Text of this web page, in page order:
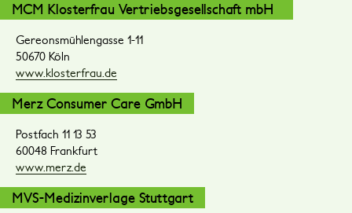
MCM Klosterfrau Vertriebsgesellschaft mbH
Gereonsmühlengasse 1-11
50670 Köln
www.klosterfrau.de
Merz Consumer Care GmbH
Postfach 11 13 53
60048 Frankfurt
www.merz.de
MVS-Medizinverlage Stuttgart